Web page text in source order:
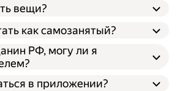
вещи?
как самозанятый?
РФ, могу ли я
в приложении?